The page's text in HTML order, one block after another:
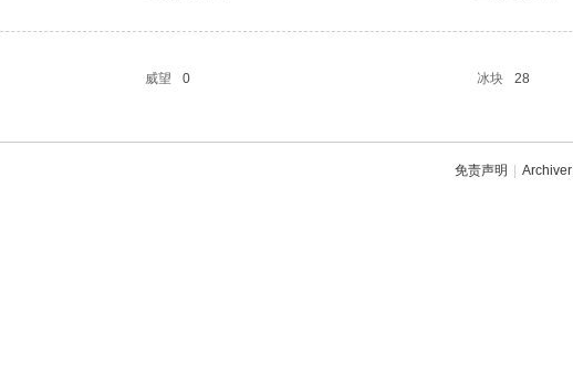
威望 0 冰块
28
免责声明 Archiver